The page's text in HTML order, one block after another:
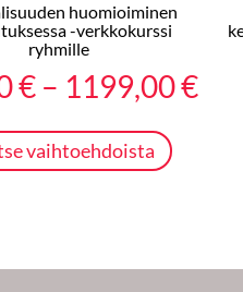
huomioiminen
-verkkokurssi
ryhmille
€ – 1199,00€
vaihtoehdoista